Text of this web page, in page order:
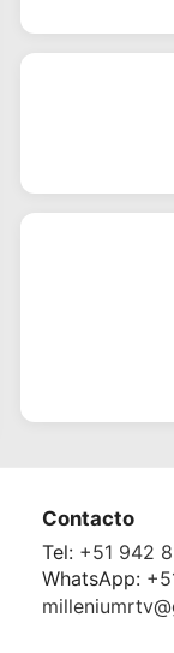
Contacto
Tel: +51 942
WhatsApp: